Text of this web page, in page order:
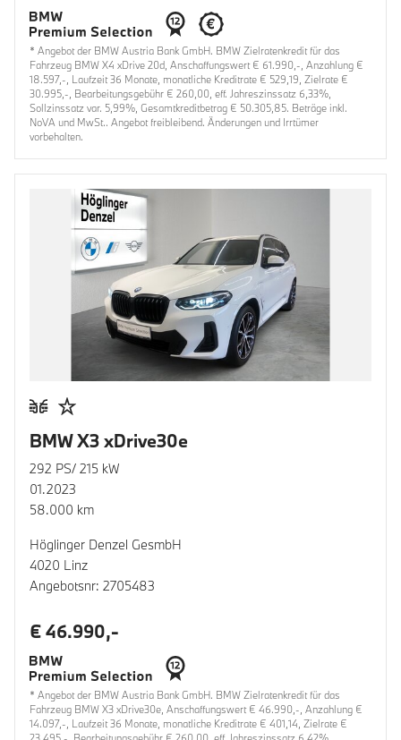
* Angebot der BMW Austria Bank GmbH. BMW Zielratenkredit für das
Fahrzeug BMW X4 xDrive 20d, Anschaffungswert € 61.990,-, Anzahlung €
18.597,-, Laufzeit 36 Monate, monatliche Kreditrate € 529,19, Zielrate €
30.995,-, Bearbeitungsgebühr € 260,00, eff. Jahreszinssatz 6,33%,
Sollzinssatz var. 5,99%, Gesamtkreditbetrag € 50.305,85. Beträge inkl.
NoVA und MwSt.. Angebot freibleibend. Änderungen und Irrtümer
vorbehalten.
BMW X3 xDrive30e
292 PS/ 215 kW
01.2023
58.000 km
Höglinger Denzel GesmbH
4020 Linz
Angebotsnr: 2705483
€ 46.990,-
* Angebot der BMW Austria Bank GmbH. BMW Zielratenkredit für das
Fahrzeug BMW X3 xDrive30e, Anschaffungswert € 46.990,-, Anzahlung €
14.097,-, Laufzeit 36 Monate, monatliche Kreditrate € 401,14, Zielrate €